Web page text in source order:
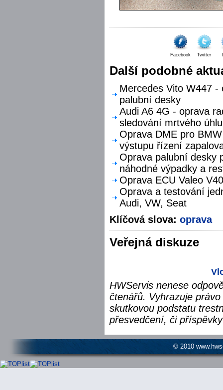
Facebook Twitter
Další podobné
Mercedes Vito W447
palubní desky
Audi A6 4G - oprava
sledování mrtvého úhlu
Oprava DME pro
výstupu řízení
Oprava palubní desky
náhodné výpadky a
Oprava ECU Valeo
Oprava a testování
Audi, VW, Seat
Klíčová slova: oprava
Veřejná diskuze
HWServis nenese
čtenářů. Vyhrazuje
skutkovou podstatu
přesvedčení, či
© 2010